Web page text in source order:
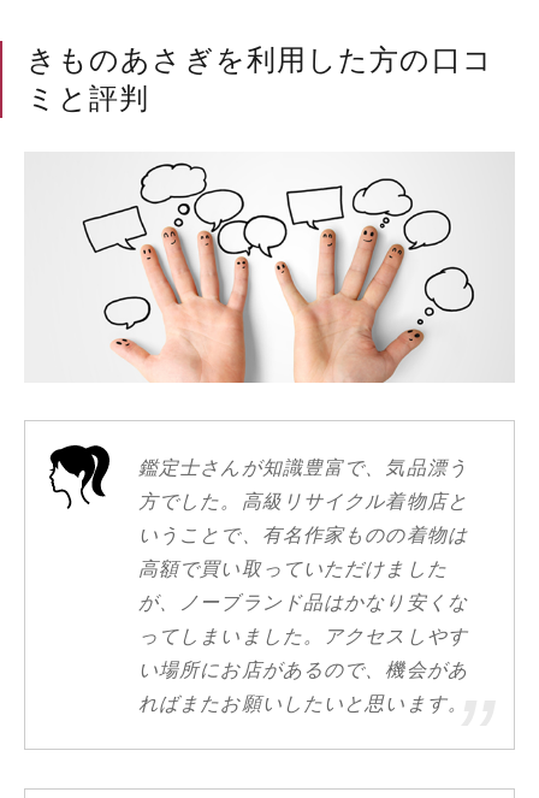
きものあさぎを利用した方の口コ
ミと評判
鑑定士さんが知識豊富で、気品漂う
方でした。高級リサイクル着物店と
いうことで、有名作家ものの着物は
高額で買い取っていただけました
が、ノーブランド品はかなり安くな
ってしまいました。アクセスしやす
い場所にお店があるので、機会があ
ればまたお願いしたいと思います。